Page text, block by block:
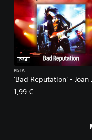
'Bad Reputation' - Joan
PS4
PISTA
1,99 €